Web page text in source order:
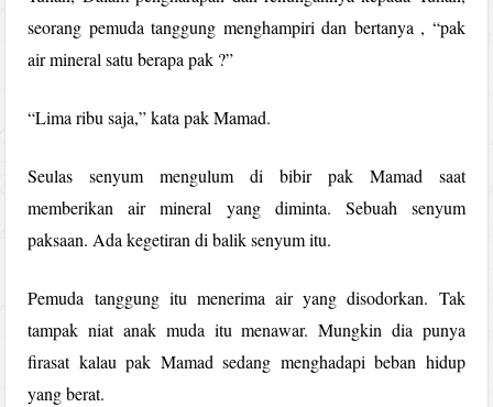
seorang pemuda tanggung menghampiri dan bertanya , “pak
air mineral satu berapa pak ?”
“Lima ribu saja,” kata pak Mamad.
Seulas senyum mengulum di bibir pak Mamad saat
memberikan air mineral yang diminta. Sebuah senyum
paksaan. Ada kegetiran di balik senyum itu.
Pemuda tanggung itu menerima air yang disodorkan. Tak
tampak niat anak muda itu menawar. Mungkin dia punya
firasat kalau pak Mamad sedang menghadapi beban hidup
yang berat.